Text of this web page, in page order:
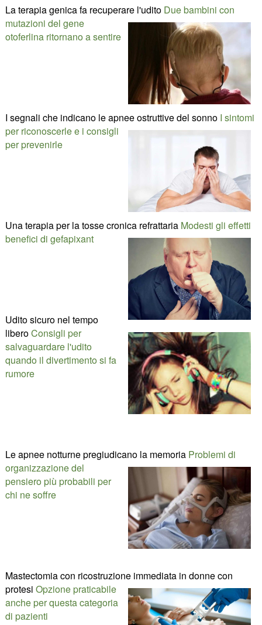
La terapia genica fa recuperare l'udito Due bambini con
mutazioni del gene
otoferlina ritornano a sentire
I segnali che indicano le apnee ostruttive del sonno I sintomi
per riconoscerle e i consigli
per prevenirle
Una terapia per la tosse cronica refrattaria Modesti gli effetti
benefici di gefapixant
Udito sicuro nel tempo
liberoConsigli per
salvaguardare l'udito
quando il divertimento si fa
rumore
Le apnee notturne pregiudicano la memoria Problemi di
organizzazione del
pensiero più probabili per
chi ne soffre
Mastectomia con ricostruzione immediata in donne con
protesi Opzione praticabile
anche per questa categoria
di pazienti